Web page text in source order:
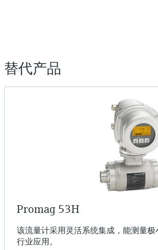
替代产品
Promag 53H
该流量计采用灵活系统集成，能测量
行业应用。